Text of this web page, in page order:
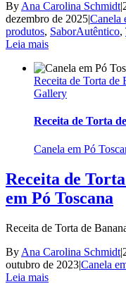
By Ana Carolina Schmidt|
dezembro de 2025|Canela
produtos, SaborAutêntico,
Leia mais
Receita de Torta de
Gallery
Receita de Torta
Canela em Pó
Receita de
em Pó Toscana
Receita de Torta de
By Ana Carolina Schmidt|
outubro de 2023|Canela
Leia mais